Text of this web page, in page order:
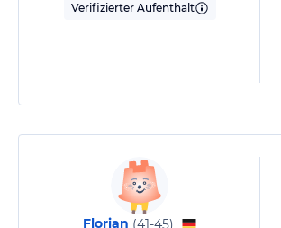
Verifizierter Aufenthalt
Florian (41-45)